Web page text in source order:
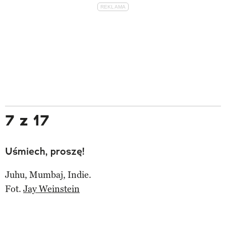
7 z 17
Uśmiech, proszę!
Juhu, Mumbaj, Indie.
Fot. Jay Weinstein